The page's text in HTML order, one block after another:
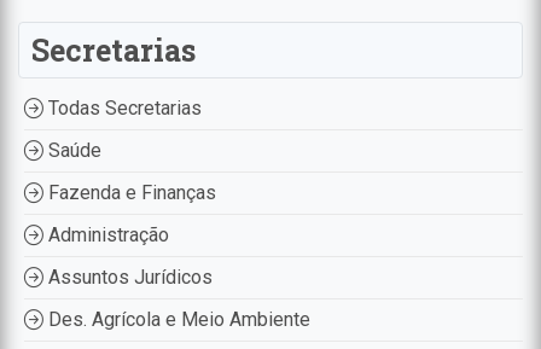
Secretarias
Todas Secretarias
Saúde
Fazenda e Finanças
Administração
Assuntos Jurídicos
Des. Agrícola e Meio Ambiente